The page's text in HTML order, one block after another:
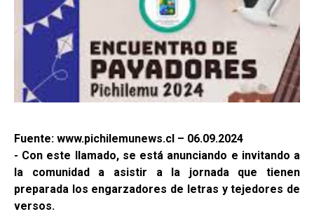
Fuente: www.pichilemunews.cl – 06.09.2024
- Con este llamado, se está anunciando e invitando a
la comunidad a asistir a la jornada que tienen
preparada los engarzadores de letras y tejedores de
versos.